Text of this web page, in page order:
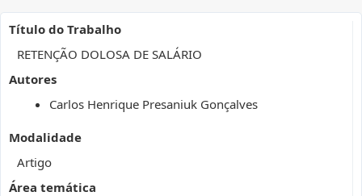
Título do Trabalho
RETENÇÃO DOLOSA DE SALÁRIO
Autores
Carlos Henrique Presaniuk Gonçalves
Modalidade
Artigo
Área temática